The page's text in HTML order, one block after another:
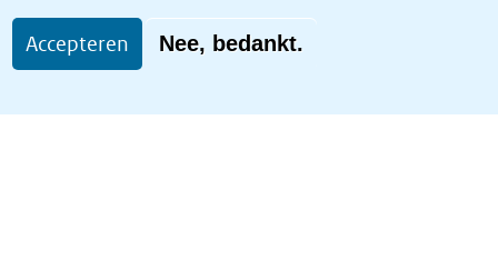
Accepteren Nee, bedankt.